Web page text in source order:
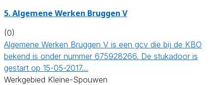
5. Algemene Werken Bruggen V
(0)
Algemene Werken Bruggen V is een gcv die bij de KBO
bekend is onder nummer 675928266. De stukadoor is
gestart op 15-05-2017…
Werkgebied Kleine-Spouwen